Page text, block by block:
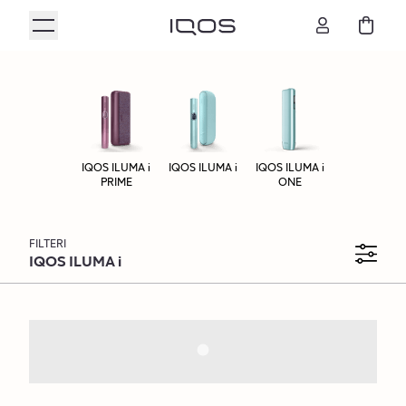
IQOS ILUMA i
PRIME
IQOS ILUMA i
IQOS ILUMA i
ONE
FILTERI
IQOS ILUMA i